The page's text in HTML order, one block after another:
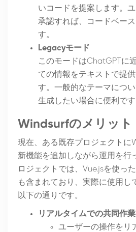
いコードを提案します。
承認すれば、コードベー
す。
Legacyモード
このモードはChatGPTに
ての情報をテキストで提
す。一般的なテーマにつ
生成したい場合に便利です
Windsurfのメリット
現在、ある既存プロジェクトに
新機能を追加しながら運用を行
ロジェクトでは、Vue.jsを使っ
も含まれており、実際に使用し
以下の通りです。
リアルタイムでの共同作
ユーザーの操作をリ